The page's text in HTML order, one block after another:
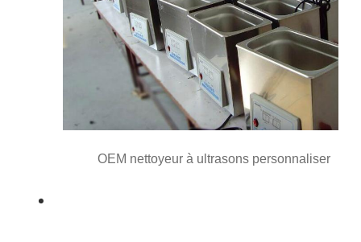
OEM nettoyeur à ultrasons personnaliser